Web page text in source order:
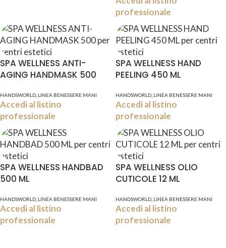
professionale
SPA WELLNESS ANTI-
AGING HANDMASK 500
HANDSWORLD LINEA BENESSERE MANI
Accedi al listino
professionale
SPA WELLNESS HAND
PEELING 450 ML
HANDSWORLD LINEA BENESSERE MANI
Accedi al listino
professionale
SPA WELLNESS HANDBAD
500 ML
HANDSWORLD LINEA BENESSERE MANI
Accedi al listino
professionale
SPA WELLNESS OLIO
CUTICOLE 12 ML
HANDSWORLD LINEA BENESSERE MANI
Accedi al listino
professionale